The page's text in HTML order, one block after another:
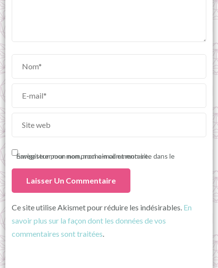
Enregistrer mon nom, mon e-mail et mon site dans le navigateur pour mon prochain commentaire.
Ce site utilise Akismet pour réduire les indésirables. En
savoir plus sur la façon dont les données de vos
commentaires sont traitées